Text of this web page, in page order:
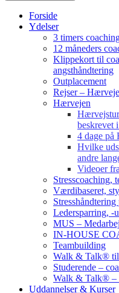
Forside
Ydelser
3 timers
12 måneders
Klippekort til
angsthåndtering
Outplacement
Rejser –
Hærvejen
beskrevet
4 dage på
Hvilke
andre
Videoer
Stresscoaching,
Værdibaseret,
Stresshåndtering
Ledersparring, -
MUS –
IN-HOUSE
Teambuilding
Walk & Talk® til
Studerende –
Walk & Talk® –
Uddannelser & Kurser